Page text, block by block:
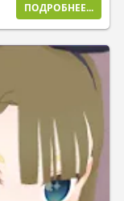
ПОДРОБНЕЕ...